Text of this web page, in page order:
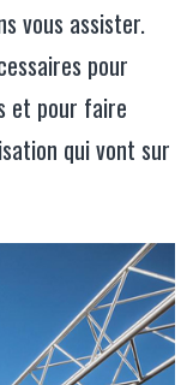
vous assister.
pour
et pour faire
qui vont sur